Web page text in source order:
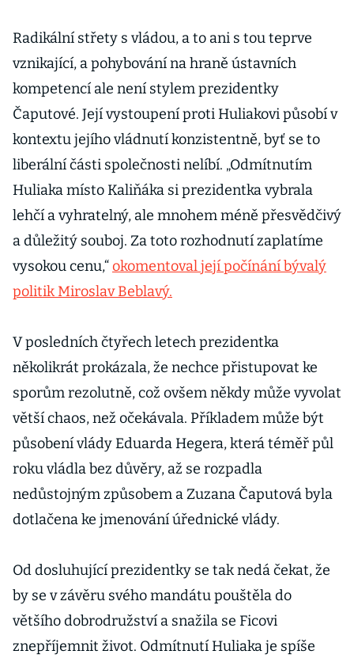
podvodu.
Exprezident se
Radikální střety s vládou, a to ani s tou teprve
vznikající, a pohybování na hraně ústavních
kompetencí ale není stylem prezidentky
Čaputové. Její vystoupení proti Huliakovi působí v
kontextu jejího vládnutí konzistentně, byť se to
liberální části společnosti nelíbí. „Odmítnutím
Huliaka místo Kaliňáka si prezidentka vybrala
lehčí a vyhratelný, ale mnohem méně přesvědčivý
a důležitý souboj. Za toto rozhodnutí zaplatíme
vysokou cenu,“okomentoval její počínání bývalý
politik Miroslav Beblavý.
V posledních čtyřech letech prezidentka
několikrát prokázala, že nechce přistupovat ke
sporům rezolutně, což ovšem někdy může vyvolat
větší chaos, než očekávala. Příkladem může být
působení vlády Eduarda Hegera, která téměř půl
roku vládla bez důvěry, až se rozpadla
nedůstojným způsobem a Zuzana Čaputová byla
dotlačena ke jmenování úřednické vlády.
Od dosluhující prezidentky se tak nedá čekat, že
by se v závěru svého mandátu pouštěla do
většího dobrodružství a snažila se Ficovi
znepříjemnit život. Odmítnutí Huliaka je spíše